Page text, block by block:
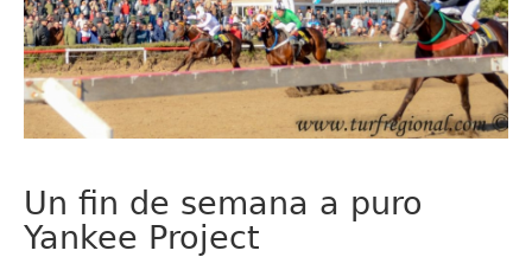
Un fin de semana a puro
Yankee Project